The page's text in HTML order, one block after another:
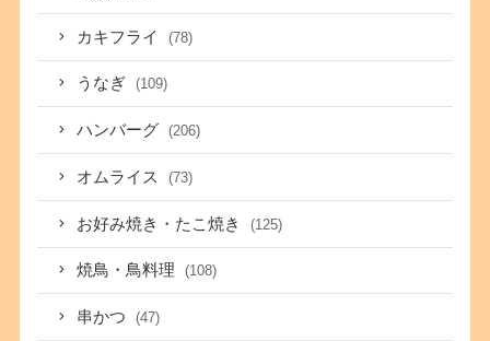
カキフライ (78)
うなぎ (109)
ハンバーグ (206)
オムライス (73)
お好み焼き・たこ焼き (125)
焼鳥・鳥料理 (108)
串かつ (47)